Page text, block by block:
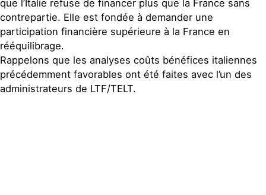
que l’Italie refuse de financer plus que la France sans
contrepartie. Elle est fondée à demander une
participation financière supérieure à la France en
rééquilibrage.
Rappelons que les analyses coûts bénéfices italiennes
précédemment favorables ont été faites avec l’un des
administrateurs de LTF/TELT.